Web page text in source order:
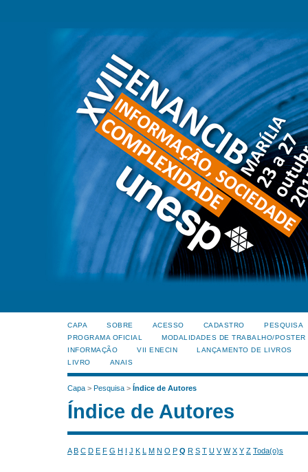
CAPA SOBRE ACESSO CADASTRO
PESQUISA
PROGRAMA OFICIAL
MODALIDADES DE TRABALHO/POSTER
INFORMAÇÃO
VII ENECIN
LANÇAMENTO DE LIVROS
LIVRO
ANAIS
Capa > Pesquisa > Índice de Autores
Índice de Autores
A B C D E F G H I J K L M N O P Q R S T U V W X Y Z Toda(o)s